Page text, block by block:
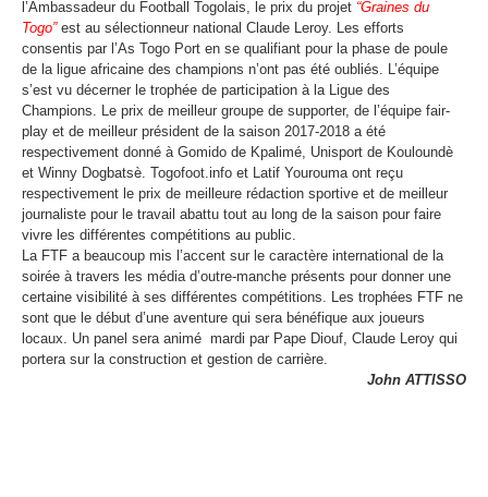
l’Ambassadeur du Football Togolais, le prix du projet “Graines du
Togo” est au sélectionneur national Claude Leroy. Les efforts
consentis par l’As Togo Port en se qualifiant pour la phase de poule
de la ligue africaine des champions n’ont pas été oubliés. L’équipe
s’est vu décerner le trophée de participation à la Ligue des
Champions. Le prix de meilleur groupe de supporter, de l’équipe fair-
play et de meilleur président de la saison 2017-2018 a été
respectivement donné à Gomido de Kpalimé, Unisport de Kouloundè
et Winny Dogbatsè. Togofoot.info et Latif Yourouma ont reçu
respectivement le prix de meilleure rédaction sportive et de meilleur
journaliste pour le travail abattu tout au long de la saison pour faire
vivre les différentes compétitions au public.
La FTF a beaucoup mis l’accent sur le caractère international de la
soirée à travers les média d’outre-manche présents pour donner une
certaine visibilité à ses différentes compétitions. Les trophées FTF ne
sont que le début d’une aventure qui sera bénéfique aux joueurs
locaux. Un panel sera animé mardi par Pape Diouf, Claude Leroy qui
portera sur la construction et gestion de carrière.
John ATTISSO